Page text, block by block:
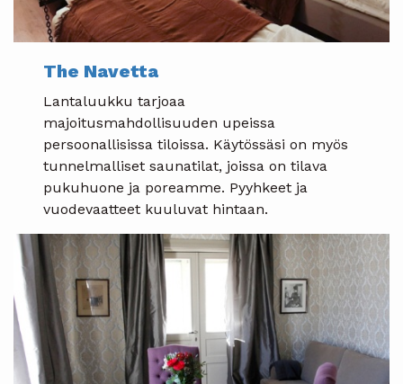
The Navetta
Lantaluukku tarjoaa
majoitusmahdollisuuden upeissa
persoonallisissa tiloissa. Käytössäsi on myös
tunnelmalliset saunatilat, joissa on tilava
pukuhuone ja poreamme. Pyyhkeet ja
vuodevaatteet kuuluvat hintaan.